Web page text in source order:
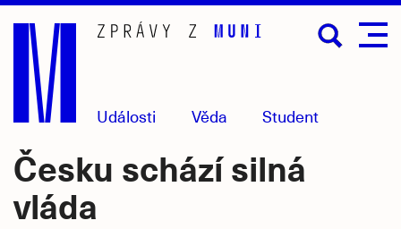
Přejít
hlavní
obsah
Události Věda Student
Česku schází silná
vláda